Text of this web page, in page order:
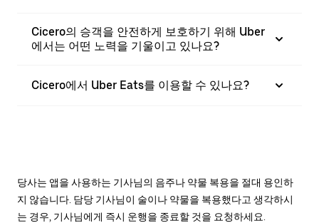
Cicero의 승객을 안전하게 보호하기 위해 Uber
에서는 어떤 노력을 기울이고 있나요?
Cicero에서 Uber Eats를 이용할 수 있나요?
당사는 앱을 사용하는 기사님의 음주나 약물 복용을 절대 용인하
지 않습니다. 담당 기사님이 술이나 약물을 복용했다고 생각하시
는 경우, 기사님에게 즉시 운행을 종료할 것을 요청하세요.